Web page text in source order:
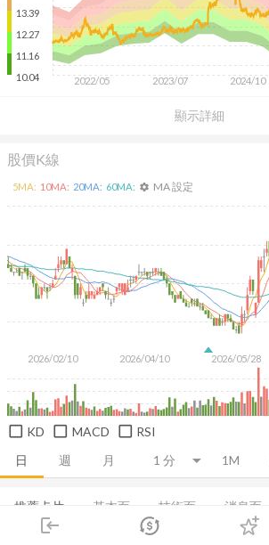
login
市場
顯示詳細
13.39
12.27
11.16
10.04
2022/05 2023/07 2024/10
股價K線
日 週 月 1M
2026/02/10 2026/04/10 2026/05/28
5MA: 10MA: 20MA: 60MA: settings MA 設定
KD MACD RSI
推薦卡片 基本面 技術面 消息面